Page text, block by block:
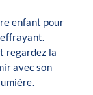
enfant pour
effrayant.
regardez la
avec son